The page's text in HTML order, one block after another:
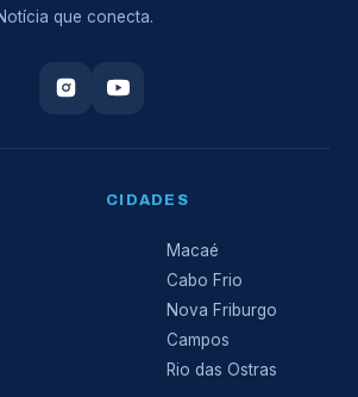
que conecta.
CIDADES
Macaé
Cabo Frio
Nova Friburgo
Campos
Rio das Ostras